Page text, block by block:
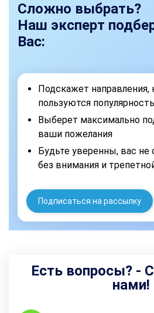
Сложно выбрать?
Наш эксперт
Вас:
Подскажет направления,
пользуются
Выберет максимально
ваши пожелания
Будьте уверенны, вас не
без внимания и
Подписаться на рассылку
Есть вопросы? -
нами!